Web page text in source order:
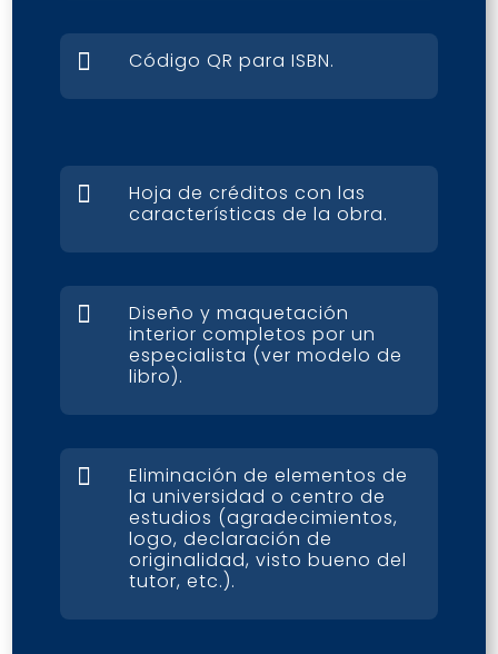
 Código QR para ISBN.

Hoja de créditos con las
características de la obra.

Diseño y maquetación
interior completos por un
especialista (ver modelo de
libro).

Eliminación de elementos de
la universidad o centro de
estudios (agradecimientos,
logo, declaración de
originalidad, visto bueno del
tutor, etc.).